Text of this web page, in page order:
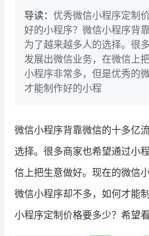
增长产品指南
智库 产
产品更新动态
新零售资讯
培训课程
导读： 优秀微信小程序定制
好的小程序？微信小程序背
为了越来越多人的选择。很
发展出微信业务，在微信上
小程序非常多，但是优秀的
才能制作好的小程
微信小程序背靠微信的十多亿
选择。很多商家也希望通过小
信上把生意做好。现在的微信
微信小程序却不多，如何才能
小程序定制价格要多少？希望